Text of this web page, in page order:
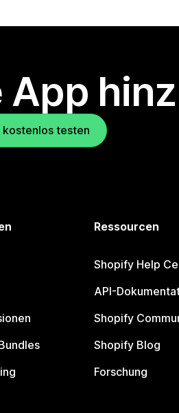
testen
Ressourcen
Shopify Help
API-
Shopify
Shopify Blog
Forschung